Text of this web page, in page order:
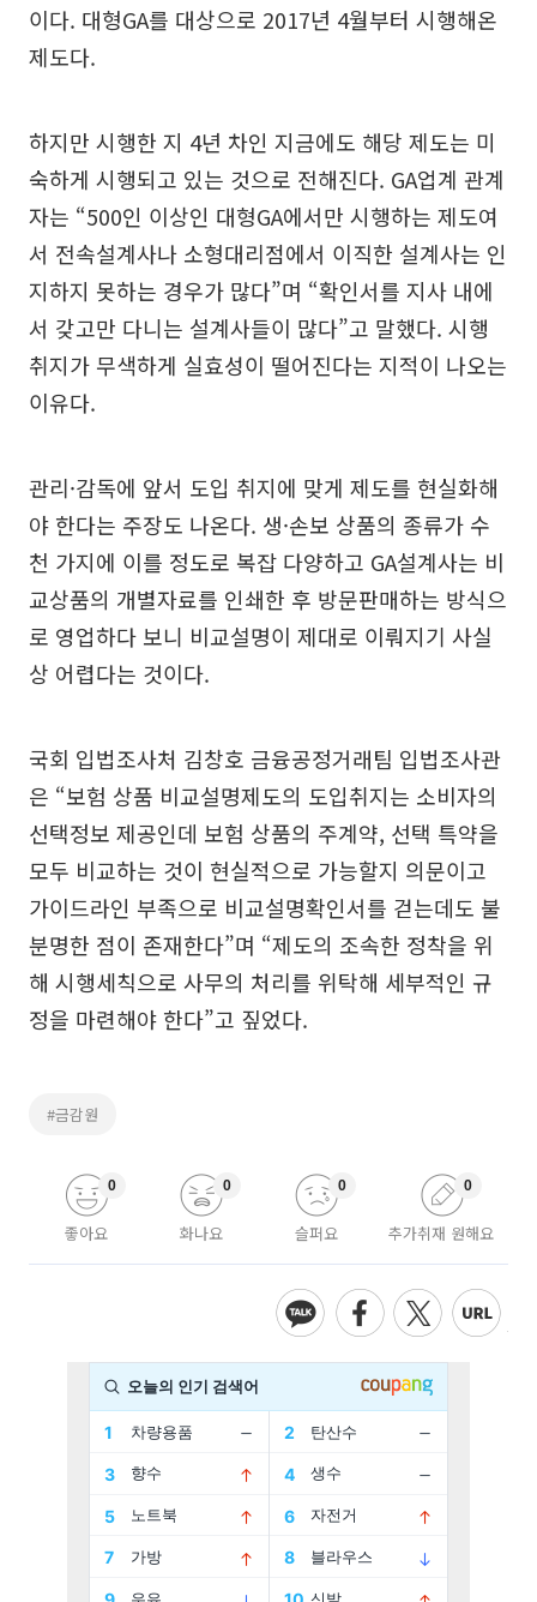
이다. 대형GA를 대상으로 2017년 4월부터 시행해온
제도다.
하지만 시행한 지 4년 차인 지금에도 해당 제도는 미
숙하게 시행되고 있는 것으로 전해진다. GA업계 관계
자는 “500인 이상인 대형GA에서만 시행하는 제도여
서 전속설계사나 소형대리점에서 이직한 설계사는 인
지하지 못하는 경우가 많다”며 “확인서를 지사 내에
서 갖고만 다니는 설계사들이 많다”고 말했다. 시행
취지가 무색하게 실효성이 떨어진다는 지적이 나오는
이유다.
관리·감독에 앞서 도입 취지에 맞게 제도를 현실화해
야 한다는 주장도 나온다. 생·손보 상품의 종류가 수
천 가지에 이를 정도로 복잡 다양하고 GA설계사는 비
교상품의 개별자료를 인쇄한 후 방문판매하는 방식으
로 영업하다 보니 비교설명이 제대로 이뤄지기 사실
상 어렵다는 것이다.
국회 입법조사처 김창호 금융공정거래팀 입법조사관
은 “보험 상품 비교설명제도의 도입취지는 소비자의
선택정보 제공인데 보험 상품의 주계약, 선택 특약을
모두 비교하는 것이 현실적으로 가능할지 의문이고
가이드라인 부족으로 비교설명확인서를 걷는데도 불
분명한 점이 존재한다”며 “제도의 조속한 정착을 위
해 시행세칙으로 사무의 처리를 위탁해 세부적인 규
정을 마련해야 한다”고 짚었다.
#금감원
좋아요
0
화나요
0
슬퍼요
0
추가취재 원해요
0